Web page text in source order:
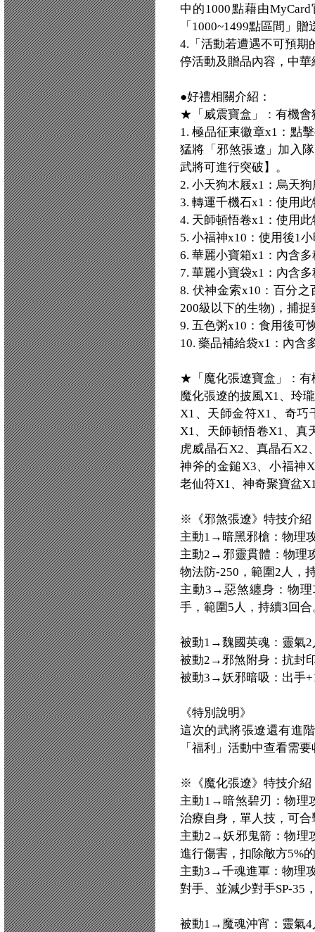
中的1000點藉由
「1000~1499點區間」
4.「活動若遭遇不可預期
停活動及贈品內容，中
●好禮相關介紹：
★「威震寶盒」：有機
1. 極品征東徽章x1：點
猛將「邪煞張遼」加入
武將可進行突破】。
2. 小天狗木屐x1：烏天
3. 轉運千機石x1：使用
4. 天師頓悟卷x1：使用
5. 小福神x10：使用後1
6. 華麗小寶箱x1：內含
7. 華麗小寶袋x1：內含
8. 伏神金索x10：百分
200級以下的生物)，捕
9. 五色粥x10：食用後可
10. 藥品補給袋x1：內含
★「魔化張遼寶盒」：
魔化張遼的披風X1、玲
X1、天師金符X1、奇巧
X1、天師頓悟卷X1、真
虎威晶石X2、真晶石X2
神斧的金鎚X3、小福神
老仙符X1、神奇聚寶盆
※《邪煞張遼》特技介紹
主動1→暗黑邪槍：物理
主動2→邪靈貫體：物理
物法防-250，範圍2人，
主動3→惡煞纏身：物理
手，範圍5人，持續3回合
被動1→魏國英魂：靈氣2
被動2→邪煞附身：抗封
被動3→妖邪暗吸：出手
《特別說明》
這次的武將張遼還有進
「福利」活動中查看需
※《魔化張遼》特技介紹
主動1→暗煞碧刃：物理
治療自身，單人技，可合
主動2→妖邪鬼箭：物理
進行傷害，扣除敵方5%
主動3→千魂進軍：物理
對手、並減少對手SP-35
被動1→魔魂沖宵：靈氣4